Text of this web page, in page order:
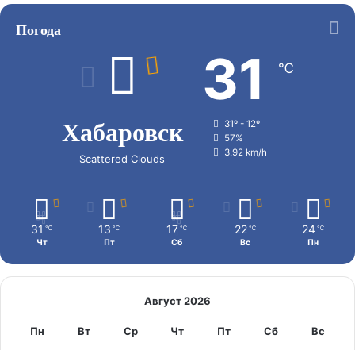
Погода
Хабаровск
Scattered Clouds
31 ℃
31º - 12º
57%
3.92 km/h
31 ℃
Чт
13 ℃
Пт
17 ℃
Сб
22 ℃
Вс
24 ℃
Пн
Август 2026
Пн Вт Ср Чт Пт Сб Вс